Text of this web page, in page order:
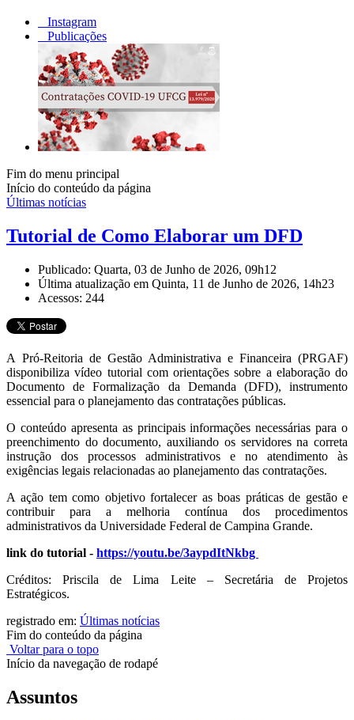
Instagram
Publicações
Fim do menu principal
Início do conteúdo da página
Últimas notícias
Tutorial de Como Elaborar um DFD
Publicado: Quarta, 03 de Junho de 2026, 09h12
Última atualização em Quinta, 11 de Junho de 2026, 14h23
Acessos: 244
A Pró-Reitoria de Gestão Administrativa e Financeira (PRGAF)
disponibiliza vídeo tutorial com orientações sobre a elaboração do
Documento de Formalização da Demanda (DFD), instrumento
essencial para o planejamento das contratações públicas.
O conteúdo apresenta as principais informações necessárias para o
preenchimento do documento, auxiliando os servidores na correta
instrução dos processos administrativos e no atendimento às
exigências legais relacionadas ao planejamento das contratações.
A ação tem como objetivo fortalecer as boas práticas de gestão e
contribuir para a melhoria contínua dos procedimentos
administrativos da Universidade Federal de Campina Grande.
link do tutorial - https://youtu.be/3aypdItNkbg
Créditos: Priscila de Lima Leite – Secretária de Projetos
Estratégicos.
registrado em: Últimas notícias
Fim do conteúdo da página
Voltar para o topo
Início da navegação de rodapé
Assuntos